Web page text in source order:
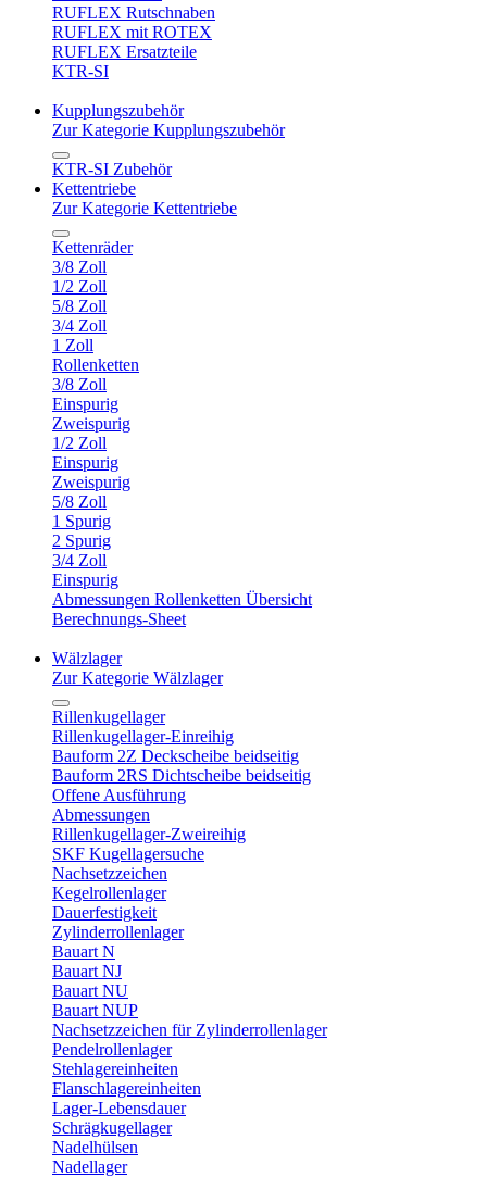
RUFLEX Rutschnaben
RUFLEX mit ROTEX
RUFLEX Ersatzteile
KTR-SI
Kupplungszubehör
Zur Kategorie Kupplungszubehör
KTR-SI Zubehör
Kettentriebe
Zur Kategorie Kettentriebe
Kettenräder
3/8 Zoll
1/2 Zoll
5/8 Zoll
3/4 Zoll
1 Zoll
Rollenketten
3/8 Zoll
Einspurig
Zweispurig
1/2 Zoll
Einspurig
Zweispurig
5/8 Zoll
1 Spurig
2 Spurig
3/4 Zoll
Einspurig
Abmessungen Rollenketten Übersicht
Berechnungs-Sheet
Wälzlager
Zur Kategorie Wälzlager
Rillenkugellager
Rillenkugellager-Einreihig
Bauform 2Z Deckscheibe beidseitig
Bauform 2RS Dichtscheibe beidseitig
Offene Ausführung
Abmessungen
Rillenkugellager-Zweireihig
SKF Kugellagersuche
Nachsetzzeichen
Kegelrollenlager
Dauerfestigkeit
Zylinderrollenlager
Bauart N
Bauart NJ
Bauart NU
Bauart NUP
Nachsetzzeichen für Zylinderrollenlager
Pendelrollenlager
Stehlagereinheiten
Flanschlagereinheiten
Lager-Lebensdauer
Schrägkugellager
Nadelhülsen
Nadellager